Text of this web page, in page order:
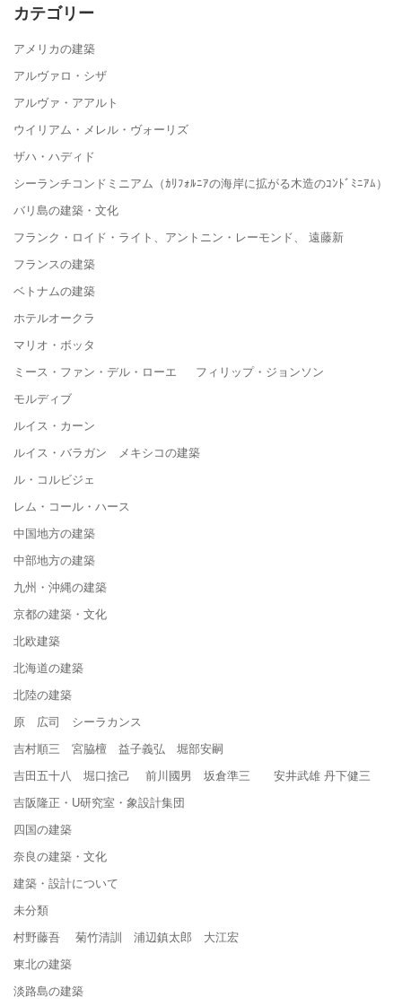
カテゴリー
アメリカの建築
アルヴァロ・シザ
アルヴァ・アアルト
ウイリアム・メレル・ヴォーリズ
ザハ・ハディド
シーランチコンドミニアム（ｶﾘﾌｫﾙﾆｱの海岸に拡がる木造のｺﾝﾄﾞﾐﾆｱﾑ）
バリ島の建築・文化
フランク・ロイド・ライト、アントニン・レーモンド、 遠藤新
フランスの建築
ベトナムの建築
ホテルオークラ
マリオ・ボッタ
ミース・ファン・デル・ローエ フィリップ・ジョンソン
モルディブ
ルイス・カーン
ルイス・バラガン メキシコの建築
ル・コルビジェ
レム・コール・ハース
中国地方の建築
中部地方の建築
九州・沖縄の建築
京都の建築・文化
北欧建築
北海道の建築
北陸の建築
原 広司 シーラカンス
吉村順三 宮脇檀 益子義弘 堀部安嗣
吉田五十八 堀口捨己 前川國男 坂倉準三 安井武雄 丹下健三
吉阪隆正・U研究室・象設計集団
四国の建築
奈良の建築・文化
建築・設計について
未分類
村野藤吾 菊竹清訓 浦辺鎮太郎 大江宏
東北の建築
淡路島の建築